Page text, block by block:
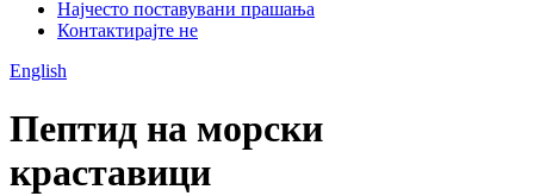
Најчесто поставувани прашања
Контактирајте не
English
Пептид на морски
краставици